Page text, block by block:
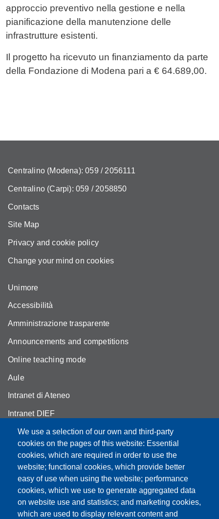
approccio preventivo nella gestione e nella
pianificazione della manutenzione delle
infrastrutture esistenti.
Il progetto ha ricevuto un finanziamento da parte
della Fondazione di Modena pari a € 64.689,00.
We use a selection of our own and third-party
cookies on the pages of this website: Essential
cookies, which are required in order to use the
website; functional cookies, which provide better
easy of use when using the website; performance
cookies, which we use to generate aggregated data
on website use and statistics; and marketing cookies,
which are used to display relevant content and
Centralino (Modena): 059 / 2056111
Centralino (Carpi): 059 / 2058850
Contacts
Site Map
Privacy and cookie policy
Change your mind on cookies
Unimore
Accessibilità
Amministrazione trasparente
Announcements and competitions
Online teaching mode
Aule
Intranet di Ateneo
Intranet DIEF
Partita IVA: 00427620364
e-mail: urp@unimore.it
PEC: primo contatto: urp@pec.unimore.it
Indirizzo ReGIndE per notifica Atti Processuali:
direzionelegale@pec.unimore.it